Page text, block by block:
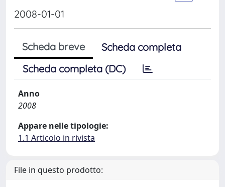
2008-01-01
Scheda breve
Scheda completa
Scheda completa (DC)
Anno
2008
Appare nelle tipologie:
1.1 Articolo in rivista
File in questo prodotto: